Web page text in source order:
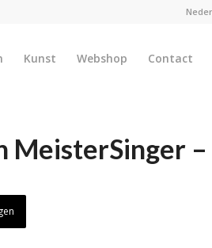
Kunst Webshop Contact
MeisterSinger –